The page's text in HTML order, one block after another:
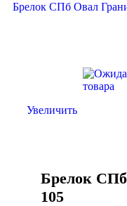
Брелок СПб Овал
Увеличить
Брелок СПб
105